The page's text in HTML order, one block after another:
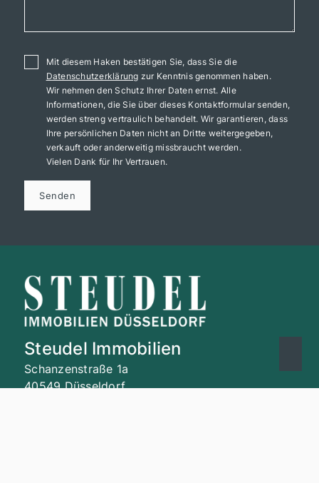
Mit diesem Haken bestätigen Sie, dass Sie die
Datenschutzerklärung zur Kenntnis genommen haben.
Wir nehmen den Schutz Ihrer Daten ernst. Alle
Informationen, die Sie über dieses Kontaktformular senden,
werden streng vertraulich behandelt. Wir garantieren, dass
Ihre persönlichen Daten nicht an Dritte weitergegeben,
verkauft oder anderweitig missbraucht werden.
Vielen Dank für Ihr Vertrauen.
Senden
Steudel Immobilien
Schanzenstraße 1a
40549 Düsseldorf